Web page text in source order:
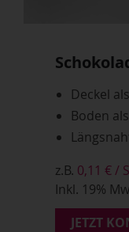
Deckel
Boden
z.B. 0,11 € /
Inkl. 19%
JETZT